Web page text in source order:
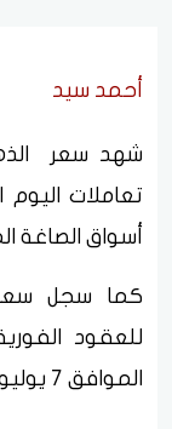
أحمد سيد
شهد سعر
أسواق الصاغة
للعقود
الموافق 7 يوليو الجاري، وفقًا لآخر التحديثات.